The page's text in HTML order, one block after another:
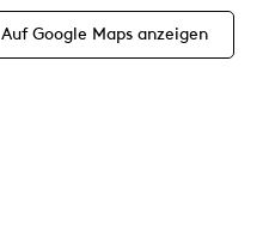
Auf Google Maps anzeigen